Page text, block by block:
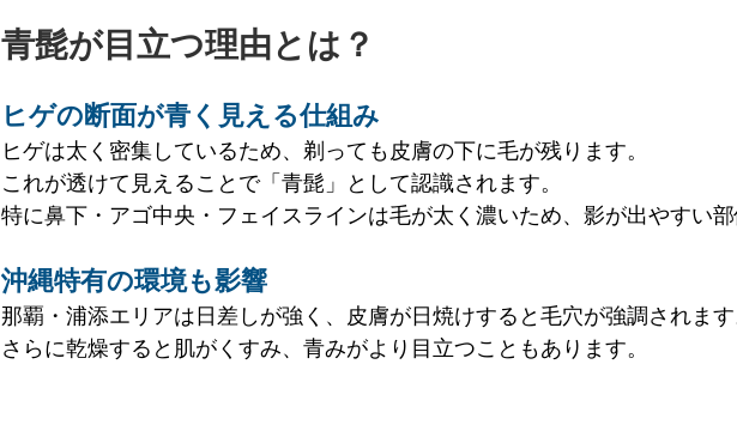
青髭が目立つ理由とは？
ヒゲの断面が青く見える仕組み
ヒゲは太く密集しているため、剃っても皮膚の下に毛が残ります。
これが透けて見えることで「青髭」として認識されます。
特に鼻下・アゴ中央・フェイスラインは毛が太く濃いため、影が出やすい
沖縄特有の環境も影響
那覇・浦添エリアは日差しが強く、皮膚が日焼けすると毛穴が強調されま
さらに乾燥すると肌がくすみ、青みがより目立つこともあります。